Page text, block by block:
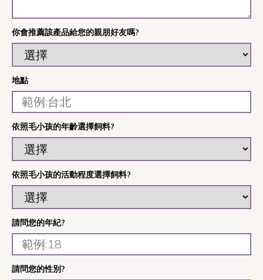
你會推薦該產品給您的親朋好友嗎?
地點
依照毛小孩的年齡選擇飼料?
依照毛小孩的活動程度選擇飼料?
請問您的年紀?
請問您的性別?